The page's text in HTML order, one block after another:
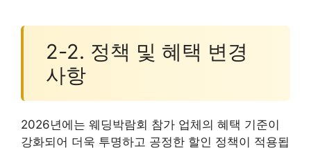
2-2. 정책 및 혜택 변경
사항
2026년에는 웨딩박람회 참가 업체의 혜택 기준이
강화되어 더욱 투명하고 공정한 할인 정책이 적용됩